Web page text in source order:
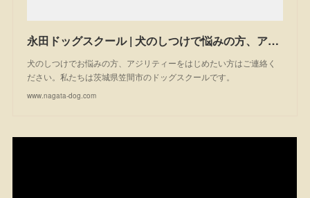
永田ドッグスクール | 犬のしつけで悩みの方、アジリティーを始めたい方は一度ご相談ください。私たちは茨城県笠間市のドッグスクールです。
犬のしつけでお悩みの方、アジリティーをはじめたい方はご連絡く
ださい。私たちは茨城県笠間市のドッグスクールです。
www.nagata-dog.com